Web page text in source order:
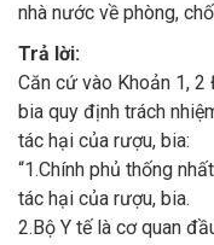
nhà nước về phòng,
Trả lời:
Căn cứ vào Khoản 1,
bia quy định trách
tác hại của rượu, bia:
“1.Chính phủ thống
tác hại của rượu, bia.
2.Bộ Y tế là cơ quan